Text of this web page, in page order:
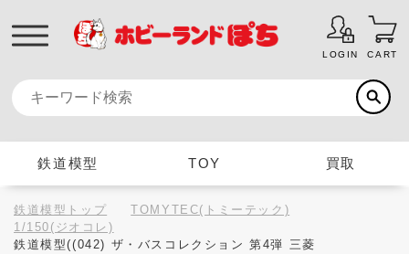
LOGIN CART
鉄道模型 TOY 買取
鉄道模型トップ
TOMYTEC(トミーテック)
1/150(ジオコレ)
鉄道模型((042) ザ・バスコレクション 第4弾 三菱